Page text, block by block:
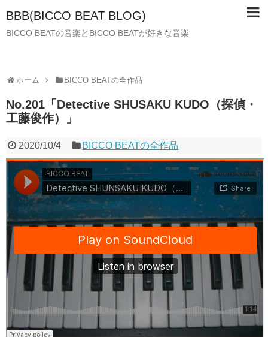
BBB(BICCO BEAT BLOG)
BICCO BEATの音楽とBICCO BEATが好きな音楽
ホーム BICCO BEATの全作品
No.201「Detective SHUSAKU KUDO（探偵・
工藤俊作）」
2020/10/4 BICCO BEATの全作品